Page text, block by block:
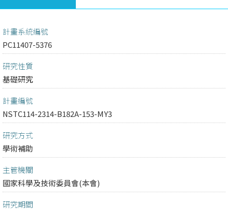
計畫系統編號
PC11407-5376
研究性質
基礎研究
計畫編號
NSTC114-2314-B182A-153-MY3
研究方式
學術補助
主管機關
國家科學及技術委員會(本會)
研究期間